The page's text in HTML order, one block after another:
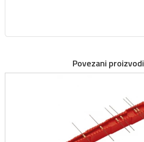
Povezani proizvodi